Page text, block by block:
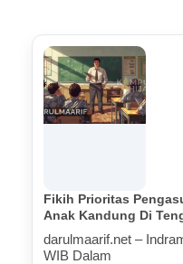
Fikih Prioritas
Anak Kandung Di
darulmaarif.net –
WIB Dalam